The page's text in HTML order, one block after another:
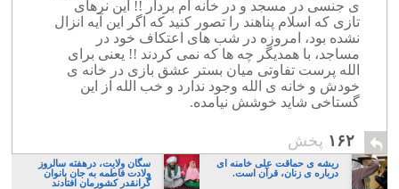
ی جنسی در مسجد و در خانه ام بردار !! این نرهای
تازی که اسلام پناهند را تصور کنید که اگر این آیه انزال
نشده بود، امروزه در شب های اعتکاف خود در
مساجد، با همدیگر چه ها که نمی کردند !! یعنی برای
الله پرست تفاوتی میان بستر عشق بازی در خانه ی
خودش و خانه ی الله وجود ندارد و خب الله از این
گستاخی شاید خوشش نیامده.
۱۶۲ پخش
ریشه ی حماقت علی خامنه ای
درباره ی زنان، قرآن است.
سگان ولایت، درهفته سالروز
ولادت فاطمه به جان بانوان
گرانقدر کشورمان افتادند